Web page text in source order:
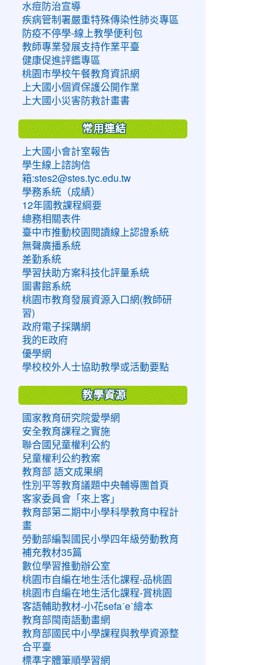
水痘防治宣導
疾病管制署嚴重特殊傳染性肺炎專區
防疫不停學-線上教學便利包
教師專業發展支持作業平臺
健康促進評鑑專區
桃園市學校午餐教育資訊網
上大國小個資保護公開作業
上大國小災害防救計畫書
常用連結
上大國小會計室報告
學生線上諮詢信
箱:stes2@stes.tyc.edu.tw
學務系統（成績）
12年國教課程綱要
總務相關表件
臺中市推動校園閱讀線上認證系統
無聲廣播系統
差勤系統
學習扶助方案科技化評量系統
圖書館系統
桃園市教育發展資源入口網(教師研
習)
政府電子採購網
我的E政府
優學網
學校校外人士協助教學或活動要點
教學資源
國家教育研究院愛學網
安全教育課程之實施
聯合國兒童權利公約
兒童權利公約教案
教育部 語文成果網
性別平等教育議題中央輔導團首頁
客家委員會「來上客」
教育部第二期中小學科學教育中程計
畫
勞動部編製國民小學四年級勞動教育
補充教材35篇
數位學習推動辦公室
桃園市自編在地生活化課程-品桃園
桃園市自編在地生活化課程-賞桃園
客語輔助教材-小花sefaˊeˋ繪本
教育部閩南語動畫網
教育部國民中小學課程與教學資源整
合平臺
標準字體筆順學習網